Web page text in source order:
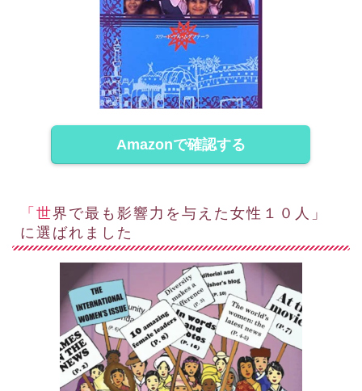
Amazonで確認する
「世界で最も影響力を与えた女性１０人」
に選ばれました